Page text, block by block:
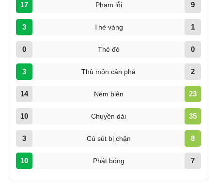
17 Phạm lỗi 9
3 Thẻ vàng 1
0 Thẻ đỏ 0
3 Thủ môn cản phá 2
14 Ném biên 23
10 Chuyền dài 35
3 Cú sút bị chặn 8
10 Phát bóng 7